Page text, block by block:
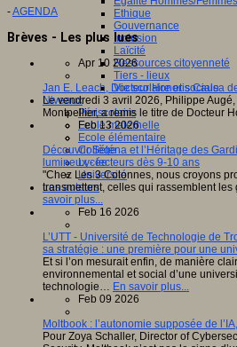
Ethique
Gouvernance
Inclusion
Laïcité
Ressources citoyenneté
Tiers - lieux
Vie scolaire et sociale
Niveaux
Périscolaire
Ecole maternelle
Ecole élémentaire
Collège
Lycée
Université
Les auteurs
-AGENDA
Brèves - Les plus lues
Apr 10 2026
Jan E. Leach, Docteur Honoris Causa
Le vendredi 3 avril 2026, Philippe
Montpellier, a remis le titre de Docteur
Feb 13 2026
Découvrir Séléna et l’Héritage des
lumineux - lecteurs dès 9-10 ans
"Chez Les 3 Colonnes, nous croyons
transmettent, celles qui rassemblent
savoir plus...
Feb 16 2026
L’UTT - Université de Technologie de
sa stratégie : une première pour une
Et si l’on mesurait enfin, de manière
environnemental et social d’une
technologie… En savoir plus...
Feb 09 2026
Moltbook : l’autonomie supposée de
Pour Zoya Schaller, Director of